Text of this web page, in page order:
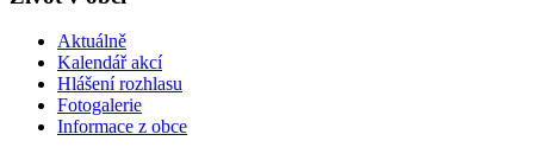
Aktuálně
Kalendář akcí
Hlášení rozhlasu
Fotogalerie
Informace z obce